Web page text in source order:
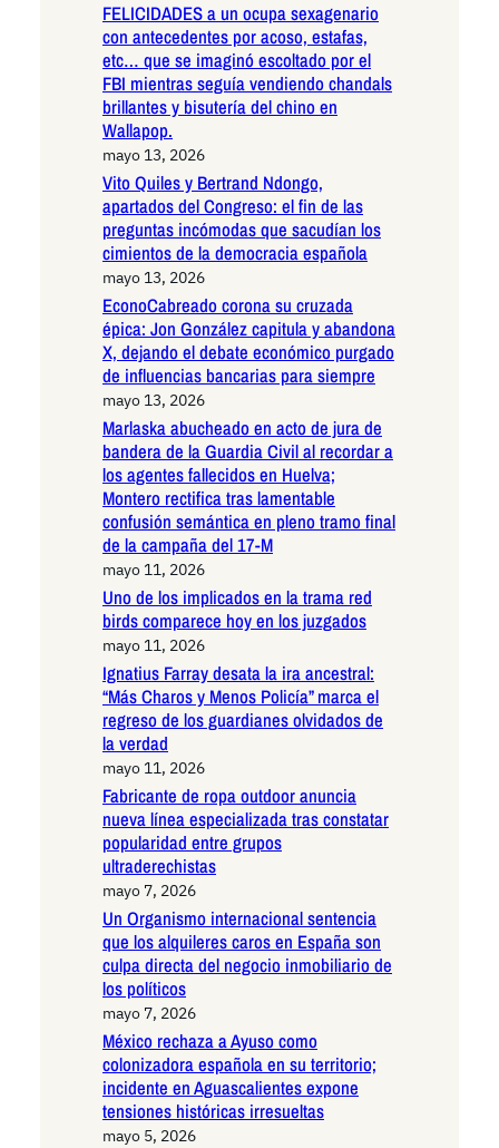
FELICIDADES a un ocupa sexagenario
con antecedentes por acoso, estafas,
etc… que se imaginó escoltado por el
FBI mientras seguía vendiendo chandals
brillantes y bisutería del chino en
Wallapop.
mayo 13, 2026
Vito Quiles y Bertrand Ndongo,
apartados del Congreso: el fin de las
preguntas incómodas que sacudían los
cimientos de la democracia española
mayo 13, 2026
EconoCabreado corona su cruzada
épica: Jon González capitula y abandona
X, dejando el debate económico purgado
de influencias bancarias para siempre
mayo 13, 2026
Marlaska abucheado en acto de jura de
bandera de la Guardia Civil al recordar a
los agentes fallecidos en Huelva;
Montero rectifica tras lamentable
confusión semántica en pleno tramo final
de la campaña del 17-M
mayo 11, 2026
Uno de los implicados en la trama red
birds comparece hoy en los juzgados
mayo 11, 2026
Ignatius Farray desata la ira ancestral:
“Más Charos y Menos Policía” marca el
regreso de los guardianes olvidados de
la verdad
mayo 11, 2026
Fabricante de ropa outdoor anuncia
nueva línea especializada tras constatar
popularidad entre grupos
ultraderechistas
mayo 7, 2026
Un Organismo internacional sentencia
que los alquileres caros en España son
culpa directa del negocio inmobiliario de
los políticos
mayo 7, 2026
México rechaza a Ayuso como
colonizadora española en su territorio;
incidente en Aguascalientes expone
tensiones históricas irresueltas
mayo 5, 2026